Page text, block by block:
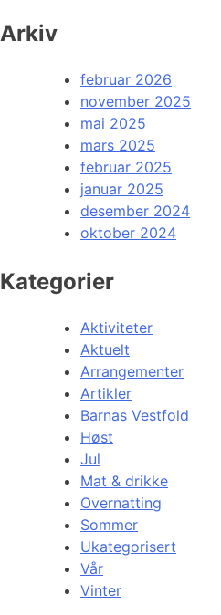
Arkiv
februar 2026
november 2025
mai 2025
mars 2025
februar 2025
januar 2025
desember 2024
oktober 2024
Kategorier
Aktiviteter
Aktuelt
Arrangementer
Artikler
Barnas Vestfold
Høst
Jul
Mat & drikke
Overnatting
Sommer
Ukategorisert
Vår
Vinter